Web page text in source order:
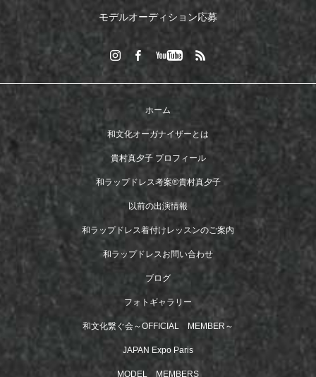
モデルオーディション応募
ホーム
和文化オーガナイザーとは
貴村真夕子 プロフィール
和ラップドレス考案®︎貴村真夕子
以前の出演情報
和ラップドレス着付けレッスンのご案内
和ラップドレスお問い合わせ
ブログ
フォトギャラリー
和文化繋ぐ会～OFFICIAL MEMBER～
JAPAN Expo Paris
MODEL MEMBERS